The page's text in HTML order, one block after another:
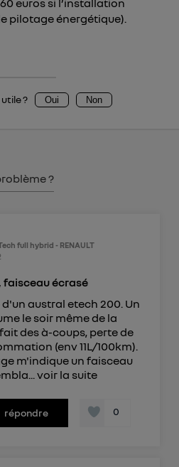
euros si l’installation
pilotage énergétique).
? Oui Non
?
full hybrid - RENAULT
faisceau écrasé
austral etech 200. Un
le soir même de la
des à-coups, perte de
(env 11L/100km).
m'indique un faisceau
voir la suite
répondre 0
moment retirer ce
d'Utiq